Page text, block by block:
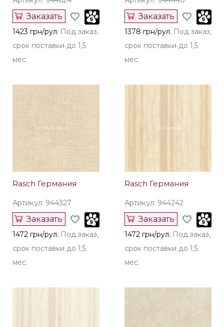
Заказать
1423 грн/рул. Под заказ,
срок поставки до 1,5
мес.
Заказать
1378 грн/рул. Под заказ,
срок поставки до 1,5
мес.
Rasch Германия
Артикул: 944327
Заказать
1472 грн/рул. Под заказ,
срок поставки до 1,5
мес.
Rasch Германия
Артикул: 944242
Заказать
1472 грн/рул. Под заказ,
срок поставки до 1,5
мес.